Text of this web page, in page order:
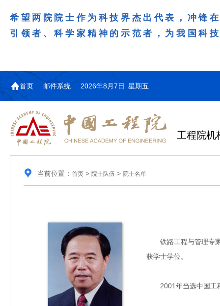
希望两院院士作为科技界杰出代表，冲锋
引领者、科学家精神的示范者，为我国科
首页 邮件系统 2026年8月7日 星期五
工程院机
当前位置： 首页> 院士队伍 > 院士名单
铁路工程与管理专家
获学士学位。
2001年当选中国工